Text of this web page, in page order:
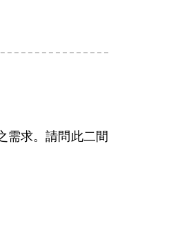
需求。請問此二間